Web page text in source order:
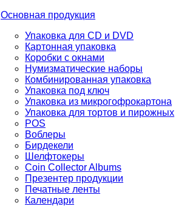
Основная продукция
Упаковка для CD и DVD
Картонная упаковка
Коробки с окнами
Нумизматические наборы
Комбинированная упаковка
Упаковка под ключ
Упаковка из микрогофрокартона
Упаковка для тортов и пирожных
POS
Воблеры
Бирдекели
Шелфтокеры
Coin Collector Albums
Презентер продукции
Печатные ленты
Календари